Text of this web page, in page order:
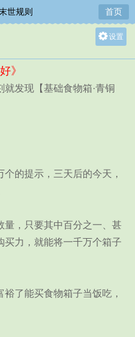
世规则 首页
设置
中
》
发现【基础食物箱·青铜
的提示，三天后的今天，
，只要其中百分之一、甚
买力，就能将一千万个箱子
了能买食物箱子当饭吃，